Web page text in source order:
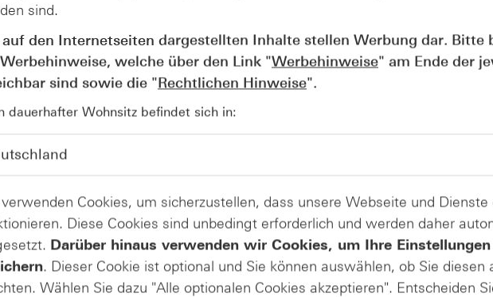
AUGUST
07
Wie lange bleibt der DAX® in
Rekordlaune? - ntv Zertifikate
07.08.26
sind.
auf den Internetseiten dargestellten Inhalte stellen Werbung dar. Bitte
welche über den Link "Werbehinweise" am Ende der
sind sowie die "Rechtlichen Hinweise".
dauerhafter Wohnsitz befindet sich in:
Cookies, um sicherzustellen, dass unsere Webseite und
Diese Cookies sind unbedingt erforderlich und werden daher
Darüber hinaus verwenden wir Cookies, um Ihre
. Dieser Cookie ist optional und Sie können auswählen, ob Sie diesen
Wählen Sie dazu "Alle optionalen Cookies akzeptieren". Entscheiden